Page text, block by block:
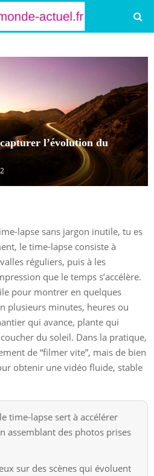
l’évolution du
lapse sans jargon inutile, tu es
le time-lapse consiste à
réguliers, puis à les
que le temps s’accélère.
pour montrer en quelques
plusieurs minutes, heures ou
qui avance, plante qui
du soleil. Dans la pratique,
de “filmer vite”, mais de bien
obtenir une vidéo fluide, stable
le time-lapse sert à accélérer
assemblant des photos prises
sur des scènes qui évoluent